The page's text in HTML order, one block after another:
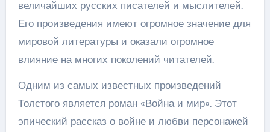
величайших русских писателей и мыслителей.
Его произведения имеют огромное значение для
мировой литературы и оказали огромное
влияние на многих поколений читателей.
Одним из самых известных произведений
Толстого является роман «Война и мир». Этот
эпический рассказ о войне и любви персонажей